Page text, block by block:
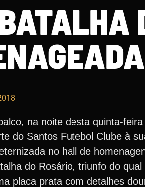
na noite desta quinta-
do Santos Futebol Clube à
no hall de
do Rosário, triunfo do
placa prata com detalhes